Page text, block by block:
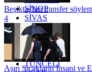
SİNOP
SİVAS
SİİRT
TEKİRDAĞ
TOKAT
TRABZON
TUNCELİ
Beşiktaş'tan transfer
4
Aşırı Sıcakların İnsani